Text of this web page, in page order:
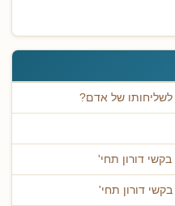
של אדם?
דורון תחי'
דורון תחי'